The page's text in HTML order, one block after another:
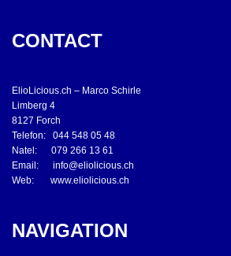
CONTACT
ElioLicious.ch – Marco Schirle
Limberg 4
8127 Forch
Telefon: 044 548 05 48
Natel: 079 266 13 61
Email: info@eliolicious.ch
Web: www.eliolicious.ch
NAVIGATION